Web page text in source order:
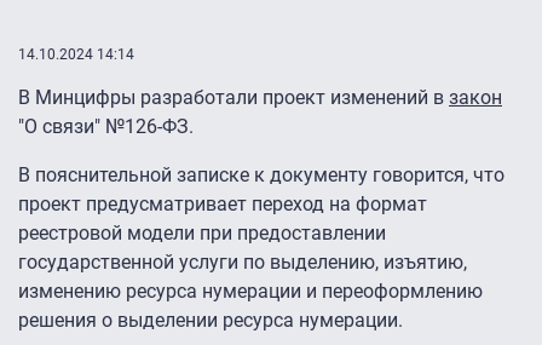
14.10.2024 14:14
В Минцифры разработали проект изменений в закон
"О связи" №126-ФЗ.
В пояснительной записке к документу говорится, что
проект предусматривает переход на формат
реестровой модели при предоставлении
государственной услуги по выделению, изъятию,
изменению ресурса нумерации и переоформлению
решения о выделении ресурса нумерации.